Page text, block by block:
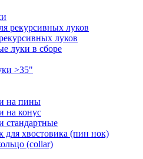
рекурсивных луков
луков
луки в сборе
>35"
на пины
на конус
стандартные
для хвостовика (пин нок)
(collar)